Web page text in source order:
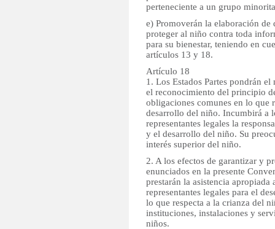
perteneciente a un grupo
e) Promoverán la elaboración de
proteger al niño contra toda
para su bienestar, teniendo en
artículos 13 y 18.
Artículo 18
1. Los Estados Partes pondrán
el reconocimiento del principio
obligaciones comunes en lo que
desarrollo del niño. Incumbirá a
representantes legales la
y el desarrollo del niño. Su
interés superior del niño.
2. A los efectos de garantizar y
enunciados en la presente
prestarán la asistencia apropiada
representantes legales para el
lo que respecta a la crianza del
instituciones, instalaciones y
niños.